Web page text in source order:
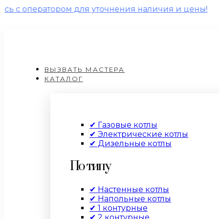
для уточнения наличия и цены!
ВЫЗВАТЬ МАСТЕРА
КАТАЛОГ
✔ Газовые котлы
✔ Электрические котлы
✔ Дизельные котлы
По типу
✔ Настенные котлы
✔ Напольные котлы
✔ 1 контурные